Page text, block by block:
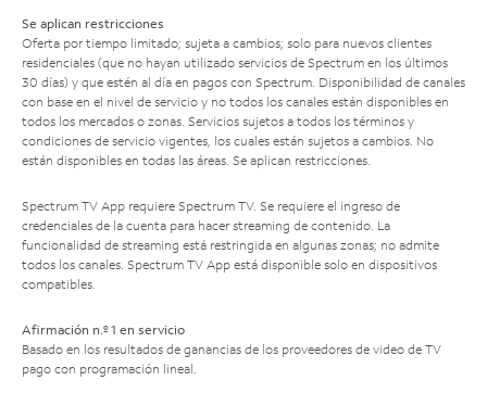
Se aplican restricciones
Oferta por tiempo limitado; sujeta a cambios; solo para nuevos clientes
residenciales (que no hayan utilizado servicios de Spectrum en los últimos
30 días) y que estén al día en pagos con Spectrum. Disponibilidad de canales
con base en el nivel de servicio y no todos los canales están disponibles en
todos los mercados o zonas. Servicios sujetos a todos los términos y
condiciones de servicio vigentes, los cuales están sujetos a cambios. No
están disponibles en todas las áreas. Se aplican restricciones.
Spectrum TV App requiere Spectrum TV. Se requiere el ingreso de
credenciales de la cuenta para hacer streaming de contenido. La
funcionalidad de streaming está restringida en algunas zonas; no admite
todos los canales. Spectrum TV App está disponible solo en dispositivos
compatibles.
Afirmación n.º 1 en servicio
Basado en los resultados de ganancias de los proveedores de video de TV
pago con programación lineal.